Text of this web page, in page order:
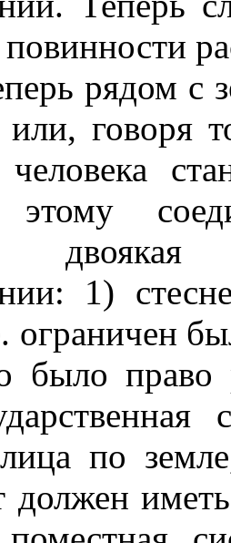
рядом с
или, говоря
человека
этому
1)
ограничен
было право
по
должен